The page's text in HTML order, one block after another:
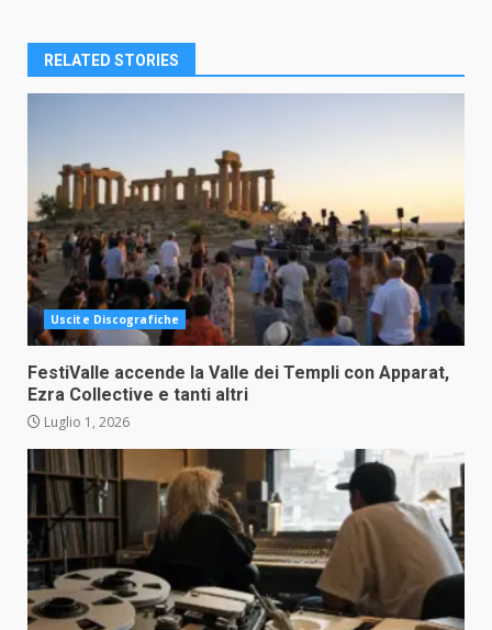
RELATED STORIES
Uscite Discografiche
FestiValle accende la Valle dei Templi con Apparat,
Ezra Collective e tanti altri
Luglio 1, 2026